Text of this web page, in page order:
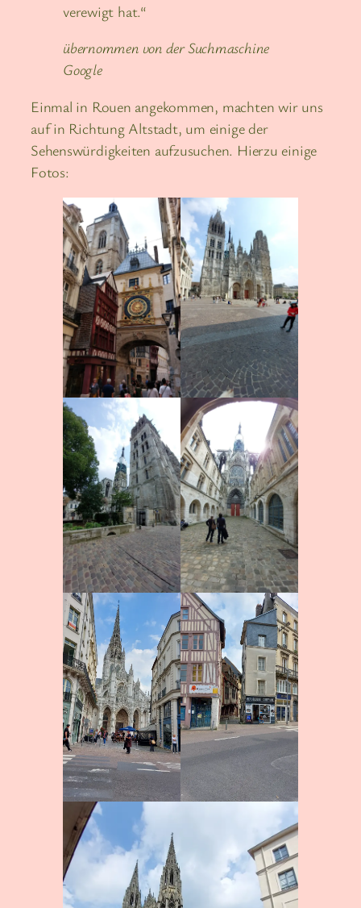
verewigt hat.“
übernommen von der Suchmaschine
Google
Einmal in Rouen angekommen, machten wir uns
auf in Richtung Altstadt, um einige der
Sehenswürdigkeiten aufzusuchen. Hierzu einige
Fotos: